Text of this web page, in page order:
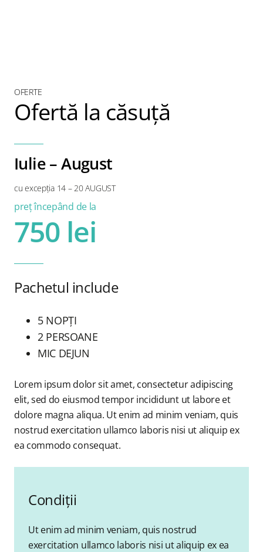
OFERTE
Ofertă la căsuță
Iulie – August
cu excepția 14 – 20 AUGUST
preț începând de la
750 lei
Pachetul include
5 NOPȚI
2 PERSOANE
MIC DEJUN
Lorem ipsum dolor sit amet, consectetur adipiscing
elit, sed do eiusmod tempor incididunt ut labore et
dolore magna aliqua. Ut enim ad minim veniam, quis
nostrud exercitation ullamco laboris nisi ut aliquip ex
ea commodo consequat.
Condiții
Ut enim ad minim veniam, quis nostrud
exercitation ullamco laboris nisi ut aliquip ex ea